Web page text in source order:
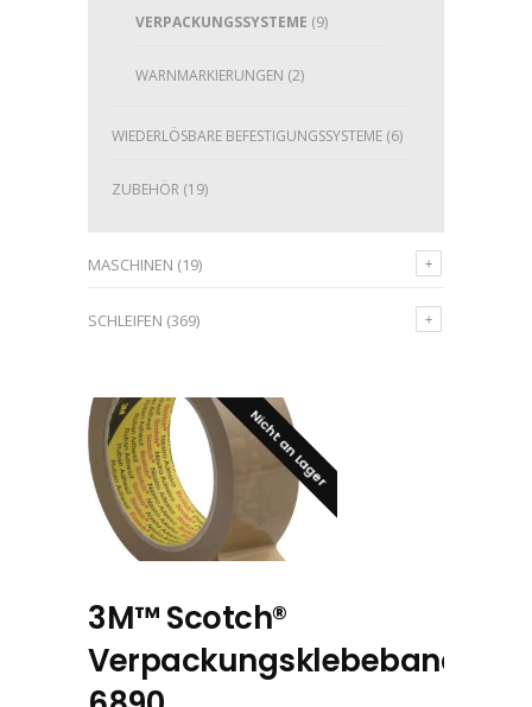
VERPACKUNGSSYSTEME (9)
WARNMARKIERUNGEN (2)
WIEDERLÖSBARE BEFESTIGUNGSSYSTEME (6)
ZUBEHÖR (19)
MASCHINEN (19)
SCHLEIFEN (369)
Nicht an Lager
3M™ Scotch®
Verpackungsklebeband